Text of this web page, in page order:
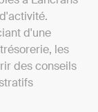
d'une
les
des conseils